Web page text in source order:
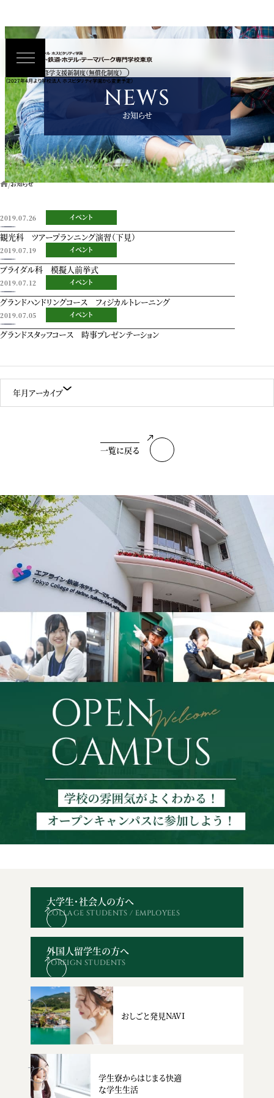
高等教育の修学支援新制度（無償化制度）
（2027年4月より学校法人 ホスピタリティ学園から変更予定）
NEWS
お知らせ
お知らせ
年月アーカイブ
2019.07.26 イベント
観光科 ツアープランニング演習（下見）
2019.07.19 イベント
ブライダル科 模擬人前挙式
2019.07.12 イベント
グランドハンドリングコース フィジカルトレーニング
2019.07.05 イベント
グランドスタッフコース 時事プレゼンテーション
一覧に戻る
資料請求 オープン
大学生・社会人の方へ
COLLAGE STUDENTS / EMPLOYEES
外国人留学生の方へ
FOREIGN STUDENTS
おしごと発見NAVI
学生寮からはじまる快適
な学生生活